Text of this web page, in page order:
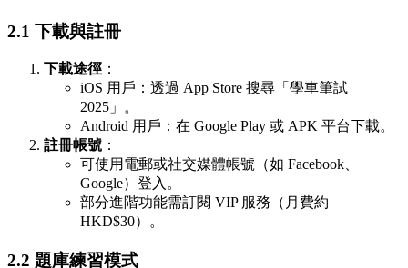
2.1 下載與註冊
下載途徑 ：
iOS 用戶：透過 App Store 搜尋「學車筆試
2025」。
Android 用戶：在 Google Play 或 APK 平台下載。
註冊帳號 ：
可使用電郵或社交媒體帳號（如 Facebook、
Google）登入。
部分進階功能需訂閱 VIP 服務（月費約
HKD$30）。
2.2 題庫練習模式